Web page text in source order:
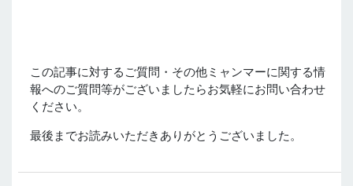
この記事に対するご質問・その他ミャンマーに関する情
報へのご質問等がございましたらお気軽にお問い合わせ
ください。
最後までお読みいただきありがとうございました。